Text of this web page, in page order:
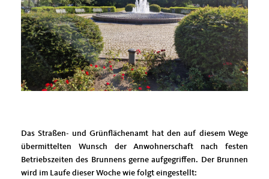
Das Straßen- und Grünflächenamt hat den auf diesem Wege
übermittelten Wunsch der Anwohnerschaft nach festen
Betriebszeiten des Brunnens gerne aufgegriffen. Der Brunnen
wird im Laufe dieser Woche wie folgt eingestellt: